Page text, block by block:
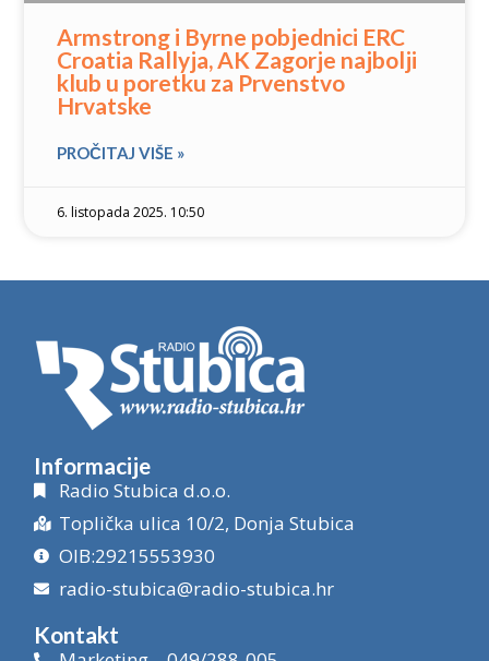
Armstrong i Byrne pobjednici ERC
Croatia Rallyja, AK Zagorje najbolji
klub u poretku za Prvenstvo
Hrvatske
PROČITAJ VIŠE »
6. listopada 2025. 10:50
Informacije
Radio Stubica d.o.o.
Toplička ulica 10/2, Donja Stubica
OIB:29215553930
radio-stubica@radio-stubica.hr
Kontakt